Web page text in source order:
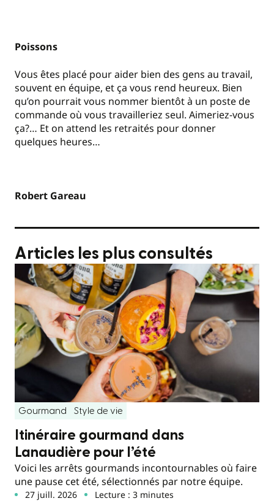
Poissons
Vous êtes placé pour aider bien des gens au travail,
souvent en équipe, et ça vous rend heureux. Bien
qu’on pourrait vous nommer bientôt à un poste de
commande où vous travailleriez seul. Aimeriez-vous
ça?… Et on attend les retraités pour donner
quelques heures…
Robert Gareau
Articles les plus consultés
Gourmand Style de vie
Itinéraire gourmand dans
Lanaudière pour l’été
Voici les arrêts gourmands incontournables où faire
une pause cet été, sélectionnés par notre équipe.
27 juill. 2026 Lecture : 3 minutes